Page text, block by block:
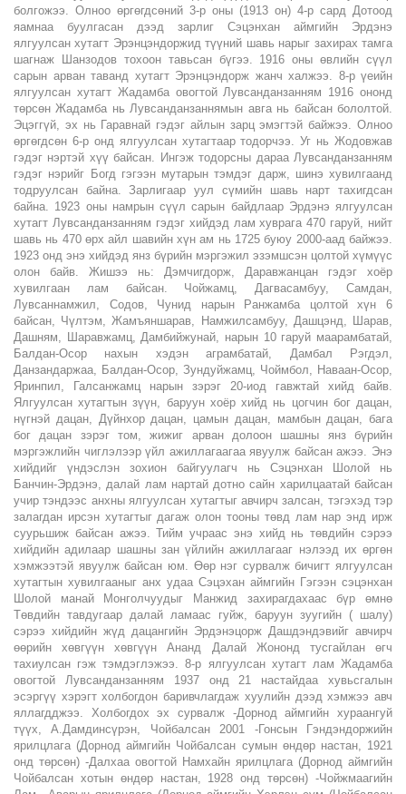
болгожээ. Олноо өргөгдсөний 3-р оны (1913 он) 4-р сард Дотоод
яамнаа буулгасан дээд зарлиг Сэцэнхан аймгийн Эрдэнэ
ялгуулсан хутагт Эрэнцэндоржид түүний шавь нарыг захирах тамга
шагнаж Шанзодов тохоон тавьсан бүгээ. 1916 оны өвлийн сүүл
сарын арван таванд хутагт Эрэнцэндорж жанч халжээ. 8-р үеийн
ялгуулсан хутагт Жадамба овогтой Лувсанданзанням 1916 ононд
төрсөн Жадамба нь Лувсанданзаннямын авга нь байсан бололтой.
Эцэггүй, эх нь Гаравнай гэдэг айлын зарц эмэгтэй байжээ. Олноо
өргөгдсөн 6-р онд ялгуулсан хутагтаар тодорчээ. Уг нь Жодовжав
гэдэг нэртэй хүү байсан. Ингэж тодорсны дараа Лувсанданзанням
гэдэг нэрийг Богд гэгээн мутарын тэмдэг дарж, шинэ хувилгаанд
тодруулсан байна. Зарлигаар уул сүмийн шавь нарт тахигдсан
байна. 1923 оны намрын сүүл сарын байдлаар Эрдэнэ ялгуулсан
хутагт Лувсанданзанням гэдэг хийдэд лам хуврага 470 гаруй, нийт
шавь нь 470 өрх айл шавийн хүн ам нь 1725 буюу 2000-аад байжээ.
1923 онд энэ хийдэд янз бүрийн мэргэжил эзэмшсэн цолтой хүмүүс
олон байв. Жишээ нь: Дэмчигдорж, Даравжанцан гэдэг хоёр
хувилгаан лам байсан. Чойжамц, Дагвасамбуу, Самдан,
Лувсаннамжил, Содов, Чунид нарын Ранжамба цолтой хүн 6
байсан, Чүлтэм, Жамъяншарав, Намжилсамбуу, Дашцэнд, Шарав,
Дашням, Шаравжамц, Дамбийжунай, нарын 10 гаруй маарамбатай,
Балдан-Осор нахын хэдэн аграмбатай, Дамбал Рэгдэл,
Данзандаржаа, Балдан-Осор, Зундуйжамц, Чоймбол, Наваан-Осор,
Яринпил, Галсанжамц нарын зэрэг 20-иод гавжтай хийд байв.
Ялгуулсан хутагтын зүүн, баруун хоёр хийд нь цогчин бог дацан,
нүгнэй дацан, Дүйнхор дацан, цамын дацан, мамбын дацан, бага
бог дацан зэрэг том, жижиг арван долоон шашны янз бүрийн
мэргэжлийн чиглэлээр үйл ажиллагаагаа явуулж байсан ажээ. Энэ
хийдийг үндэслэн зохион байгуулагч нь Сэцэнхан Шолой нь
Банчин-Эрдэнэ, далай лам нартай дотно сайн харилцаатай байсан
учир тэндээс анхны ялгуулсан хутагтыг авчирч залсан, тэгэхэд тэр
залагдан ирсэн хутагтыг дагаж олон тооны төвд лам нар энд ирж
суурьшиж байсан ажээ. Тийм учраас энэ хийд нь төвдийн сэрээ
хийдийн адилаар шашны зан үйлийн ажиллагааг нэлээд их өргөн
хэмжээтэй явуулж байсан юм. Өөр нэг сурвалж бичигт ялгуулсан
хутагтын хувилгааныг анх удаа Сэцэхан аймгийн Гэгээн сэцэнхан
Шолой манай Монголчуудыг Манжид захирагдахаас бүр өмнө
Төвдийн тавдугаар далай ламаас гуйж, баруун зуугийн ( шалу)
сэрээ хийдийн жүд дацангийн Эрдэнэцорж Дашдэндэвийг авчирч
өөрийн хөвгүүн хөвгүүн Ананд Далай Жононд тусгайлан өгч
тахиулсан гэж тэмдэглэжээ. 8-р ялгуулсан хутагт лам Жадамба
овогтой Лувсанданзанням 1937 онд 21 настайдаа хувьсгалын
эсэргүү хэрэгт холбогдон баривчлагдаж хуулийн дээд хэмжээ авч
яллагдджээ. Холбогдох эх сурвалж -Дорнод аймгийн хураангуй
түүх, А.Дамдинсүрэн, Чойбалсан 2001 -Гонсын Гэндэндоржийн
ярилцлага (Дорнод аймгийн Чойбалсан сумын өндөр настан, 1921
онд төрсөн) -Далхаа овогтой Намхайн ярилцлага (Дорнод аймгийн
Чойбалсан хотын өндөр настан, 1928 онд төрсөн) -Чойжмаагийн